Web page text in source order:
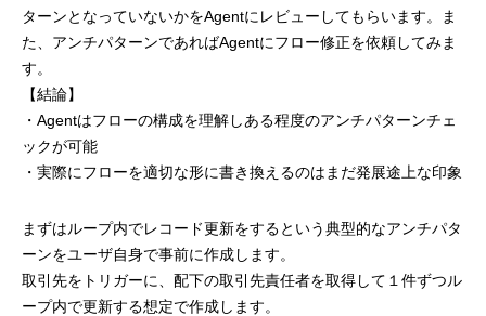
ターンとなっていないかをAgentにレビューしてもらいます。ま
た、アンチパターンであればAgentにフロー修正を依頼してみま
す。
【結論】
・Agentはフローの構成を理解しある程度のアンチパターンチェ
ックが可能
・実際にフローを適切な形に書き換えるのはまだ発展途上な印象
まずはループ内でレコード更新をするという典型的なアンチパタ
ーンをユーザ自身で事前に作成します。
取引先をトリガーに、配下の取引先責任者を取得して１件ずつル
ープ内で更新する想定で作成します。